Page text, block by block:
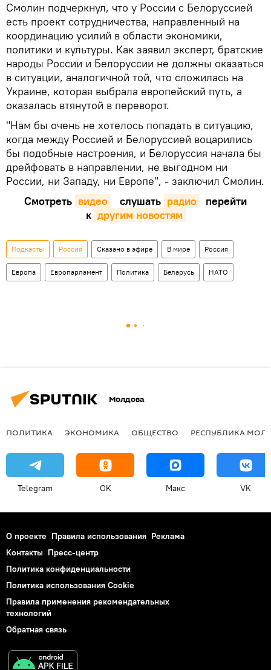
Смолин подчеркнул, что у России с Белоруссией
есть проект сотрудничества, направленный на
координацию усилий в области экономики,
политики и культуры. Как заявил эксперт, братские
народы России и Белоруссии не должны оказаться
в ситуации, аналогичной той, что сложилась на
Украине, которая выбрала европейский путь, а
оказалась втянутой в переворот.
"Нам бы очень не хотелось попадать в ситуацию,
когда между Россией и Белоруссией воцарились
бы подобные настроения, и Белоруссия начала бы
дрейфовать в направлении, не выгодном ни
России, ни Западу, ни Европе", - заключил Смолин.
Смотреть видео слушать радио
перейти
к другим новостям
Подкасты Россия Сказано в эфире В мире Россия
Европа Европарламент Политика Беларусь НАТО
Молдова
ПОЛИТИКА ЭКОНОМИКА ОБЩЕСТВО РЕСПУБЛИКА
Telegram OK Макс VK
О проекте Правила использования Реклама
Контакты Пресс-центр
Политика конфиденциальности
Политика использования Cookie
Правила применения рекомендательных
технологий
Обратная связь